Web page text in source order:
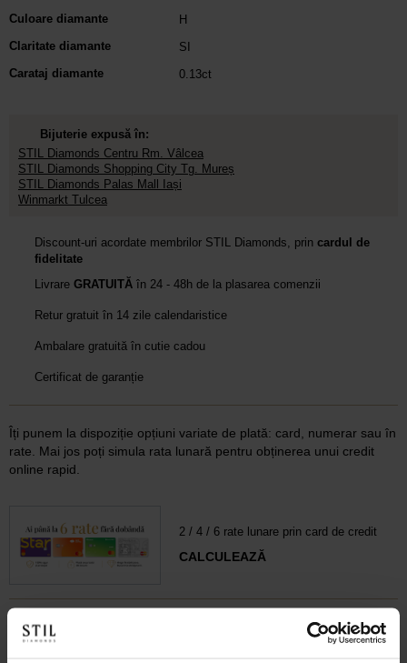
Culoare diamante
H
Claritate diamante
SI
Carataj diamante
0.13ct
Bijuterie expusă în:
STIL Diamonds Centru Rm. Vâlcea
STIL Diamonds Shopping City Tg. Mureș
STIL Diamonds Palas Mall Iași
Winmarkt Tulcea
Discount-uri acordate membrilor STIL Diamonds, prin cardul de
fidelitate
Livrare GRATUITĂ în 24 - 48h de la plasarea comenzii
Retur gratuit în 14 zile calendaristice
Ambalare gratuită în cutie cadou
Certificat de garanție
Îți punem la dispoziție opțiuni variate de plată: card, numerar sau în
rate. Mai jos poți simula rata lunară pentru obținerea unui credit
online rapid.
2 / 4 / 6 rate lunare prin card de credit
CALCULEAZĂ
3 / 4 rate lunare prin card de debit